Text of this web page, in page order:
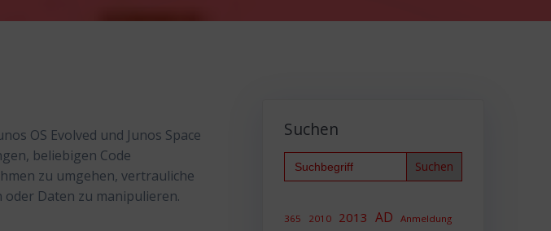
OS Evolved und Junos Space
beliebigen Code
zu umgehen, vertrauliche
Daten zu manipulieren.
Suchen
Search
for:
365 2010 2013 AD Anmeldung